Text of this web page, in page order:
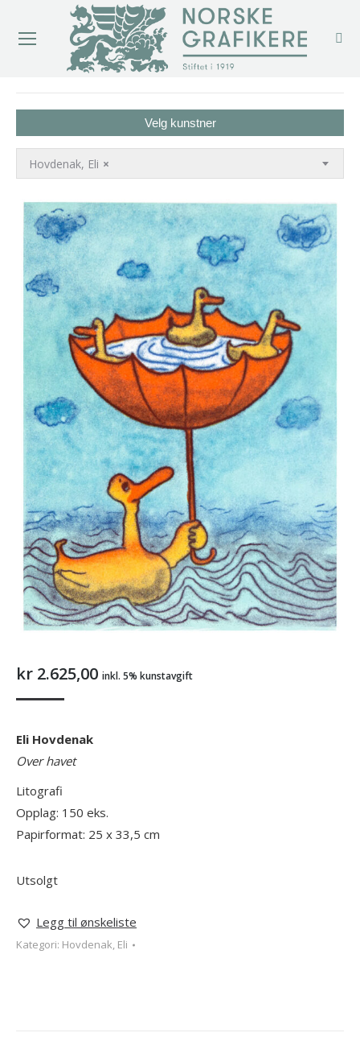
Velg kunstner
×
Hovdenak, Eli
kr 2.625,00 inkl. 5% kunstavgift
Eli Hovdenak
Over havet
Litografi
Opplag: 150 eks.
Papirformat: 25 x 33,5 cm
Utsolgt
Legg til ønskeliste
Kategori: Hovdenak, Eli